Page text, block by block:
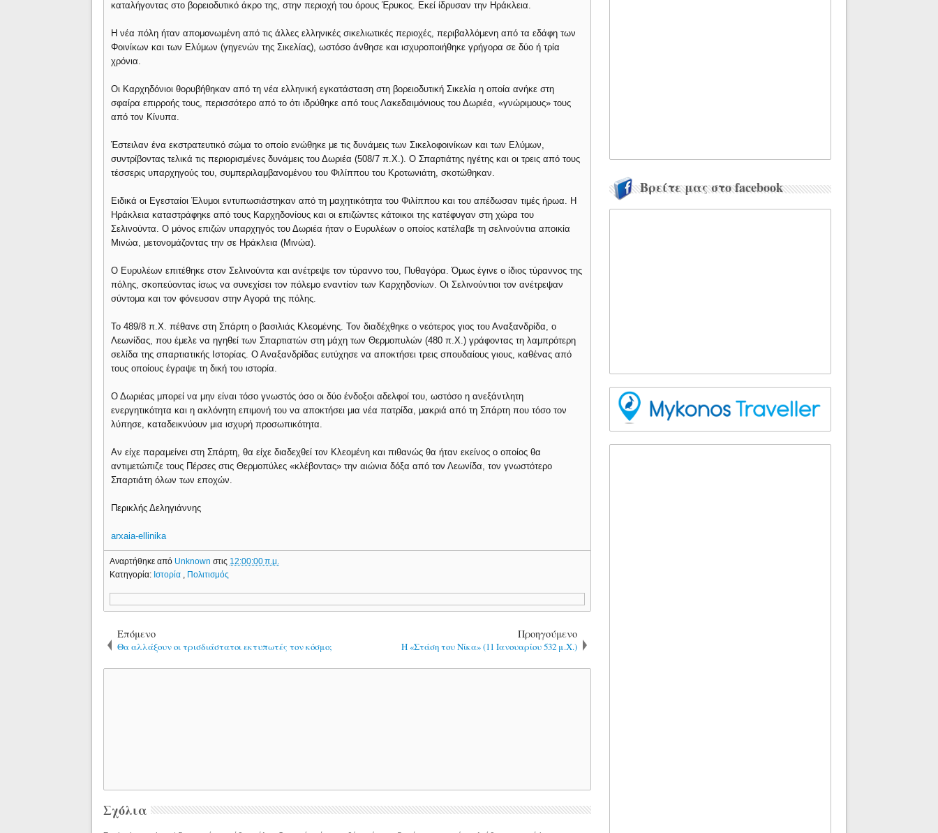
καταλήγοντας στο βορειοδυτικό άκρο της, στην περιοχή του όρους Έρυκος. Εκεί ίδρυσαν την Ηράκλεια.
Η νέα πόλη ήταν απομονωμένη από τις άλλες ελληνικές σικελιωτικές περιοχές, περιβαλλόμενη από τα εδάφη των
Φοινίκων και των Ελύμων (γηγενών της Σικελίας), ωστόσο άνθησε και ισχυροποιήθηκε γρήγορα σε δύο ή τρία
χρόνια.
Οι Καρχηδόνιοι θορυβήθηκαν από τη νέα ελληνική εγκατάσταση στη βορειοδυτική Σικελία η οποία ανήκε στη
σφαίρα επιρροής τους, περισσότερο από το ότι ιδρύθηκε από τους Λακεδαιμόνιους του Δωριέα, «γνώριμους» τους
από τον Κίνυπα.
Έστειλαν ένα εκστρατευτικό σώμα το οποίο ενώθηκε με τις δυνάμεις των Σικελοφοινίκων και των Ελύμων,
συντρίβοντας τελικά τις περιορισμένες δυνάμεις του Δωριέα (508/7 π.Χ.). Ο Σπαρτιάτης ηγέτης και οι τρεις από τους
τέσσερις υπαρχηγούς του, συμπεριλαμβανομένου του Φιλίππου του Κροτωνιάτη, σκοτώθηκαν.
Ειδικά οι Εγεσταίοι Έλυμοι εντυπωσιάστηκαν από τη μαχητικότητα του Φιλίππου και του απέδωσαν τιμές ήρωα. Η
Ηράκλεια καταστράφηκε από τους Καρχηδονίους και οι επιζώντες κάτοικοι της κατέφυγαν στη χώρα του
Σελινούντα. Ο μόνος επιζών υπαρχηγός του Δωριέα ήταν ο Ευρυλέων ο οποίος κατέλαβε τη σελινούντια αποικία
Μινώα, μετονομάζοντας την σε Ηράκλεια (Μινώα).
Ο Ευρυλέων επιτέθηκε στον Σελινούντα και ανέτρεψε τον τύραννο του, Πυθαγόρα. Όμως έγινε ο ίδιος τύραννος της
πόλης, σκοπεύοντας ίσως να συνεχίσει τον πόλεμο εναντίον των Καρχηδονίων. Οι Σελινούντιοι τον ανέτρεψαν
σύντομα και τον φόνευσαν στην Αγορά της πόλης.
Το 489/8 π.Χ. πέθανε στη Σπάρτη ο βασιλιάς Κλεομένης. Τον διαδέχθηκε ο νεότερος γιος του Αναξανδρίδα, ο
Λεωνίδας, που έμελε να ηγηθεί των Σπαρτιατών στη μάχη των Θερμοπυλών (480 π.Χ.) γράφοντας τη λαμπρότερη
σελίδα της σπαρτιατικής Ιστορίας. Ο Αναξανδρίδας ευτύχησε να αποκτήσει τρεις σπουδαίους γιους, καθένας από
τους οποίους έγραψε τη δική του ιστορία.
Ο Δωριέας μπορεί να μην είναι τόσο γνωστός όσο οι δύο ένδοξοι αδελφοί του, ωστόσο η ανεξάντλητη
ενεργητικότητα και η ακλόνητη επιμονή του να αποκτήσει μια νέα πατρίδα, μακριά από τη Σπάρτη που τόσο τον
λύπησε, καταδεικνύουν μια ισχυρή προσωπικότητα.
Αν είχε παραμείνει στη Σπάρτη, θα είχε διαδεχθεί τον Κλεομένη και πιθανώς θα ήταν εκείνος ο οποίος θα
αντιμετώπιζε τους Πέρσες στις Θερμοπύλες «κλέβοντας» την αιώνια δόξα από τον Λεωνίδα, τον γνωστότερο
Σπαρτιάτη όλων των εποχών.
Περικλής Δεληγιάννης
arxaia-ellinika
Αναρτήθηκε από Unknownστις 12:00:00 π.μ.
Κατηγορία: Ιστορία Πολιτισμός
Επόμενο
Θα αλλάξουν οι τρισδιάστατοι εκτυπωτές τον κόσμο;
Προηγούμενο
Η «Στάση του Νίκα» (11 Ιανουαρίου 532 μ.Χ.)
Σχόλια
Βρείτε μας στο facebook